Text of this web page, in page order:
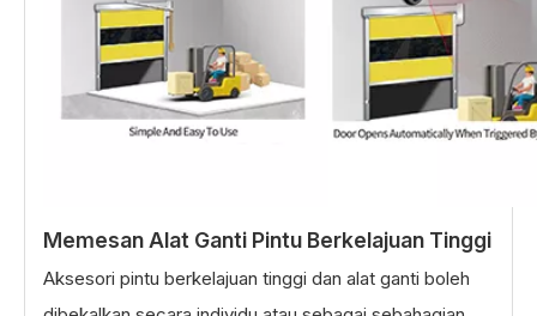
Memesan Alat Ganti Pintu Berkelajuan Tinggi
Aksesori pintu berkelajuan tinggi dan alat ganti boleh